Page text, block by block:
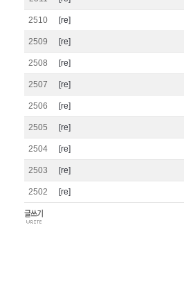
2510 [re]
2509 [re]
2508 [re]
2507 [re]
2506 [re]
2505 [re]
2504 [re]
2503 [re]
2502 [re]